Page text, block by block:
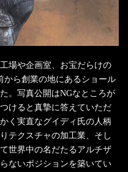
場や企画室、お宝だらけの
から創業の地にあるショール
。写真公開はNGなところが
けると真摯に答えていただ
く実直なグイディ氏の人柄
テクスチャの加工業、そし
世界中の名だたるアルチザ
ないポジションを築いてい